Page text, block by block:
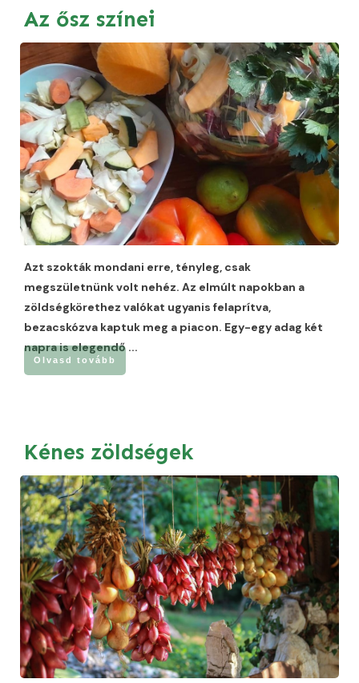
Az ősz színei
Azt szokták mondani erre, tényleg, csak
megszületnünk volt nehéz. Az elmúlt napokban a
zöldségkörethez valókat ugyanis felaprítva,
bezacskózva kaptuk meg a piacon. Egy-egy adag két
napra is elegendő ...
Olvasd tovább
Kénes zöldségek